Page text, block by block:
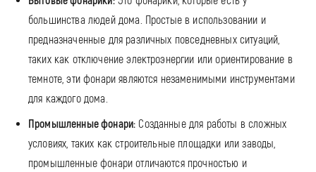
большинства людей дома. Простые в использовании и
предназначенные для различных повседневных ситуаций,
таких как отключение электроэнергии или ориентирование в
темноте, эти фонари являются незаменимыми инструментами
для каждого дома.
Промышленные фонари: Созданные для работы в сложных
условиях, таких как строительные площадки или заводы,
промышленные фонари отличаются прочностью и